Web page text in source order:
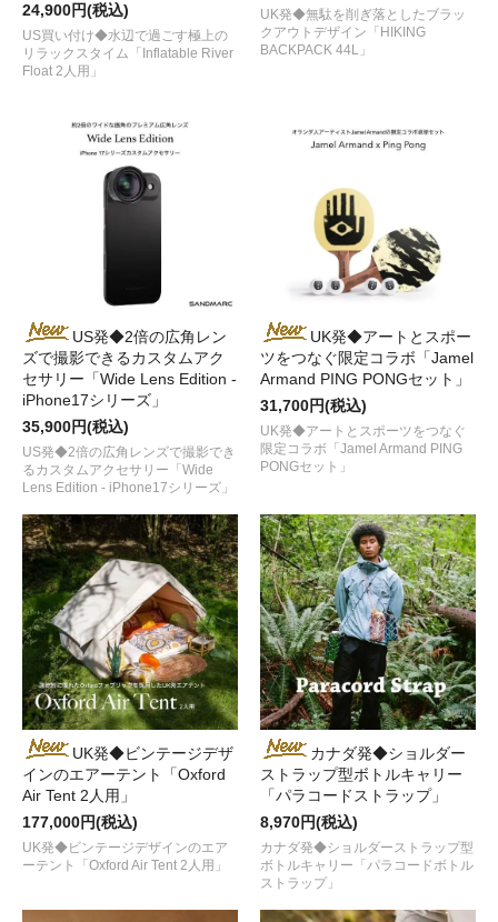
24,900円(税込)
US買い付け◆水辺で過ごす極上の
リラックスタイム「Inflatable River
Float 2人用」
UK発◆無駄を削ぎ落としたブラッ
クアウトデザイン「HIKING
BACKPACK 44L」
US発◆2倍の広角レン
ズで撮影できるカスタムアク
セサリー「Wide Lens Edition -
iPhone17シリーズ」
35,900円(税込)
US発◆2倍の広角レンズで撮影でき
るカスタムアクセサリー「Wide
Lens Edition - iPhone17シリーズ」
UK発◆アートとスポー
ツをつなぐ限定コラボ「Jamel
Armand PING PONGセット」
31,700円(税込)
UK発◆アートとスポーツをつなぐ
限定コラボ「Jamel Armand PING
PONGセット」
UK発◆ビンテージデザ
インのエアーテント「Oxford
Air Tent 2人用」
177,000円(税込)
UK発◆ビンテージデザインのエア
ーテント「Oxford Air Tent 2人用」
カナダ発◆ショルダー
ストラップ型ボトルキャリー
「パラコードストラップ」
8,970円(税込)
カナダ発◆ショルダーストラップ型
ボトルキャリー「パラコードボトル
ストラップ」